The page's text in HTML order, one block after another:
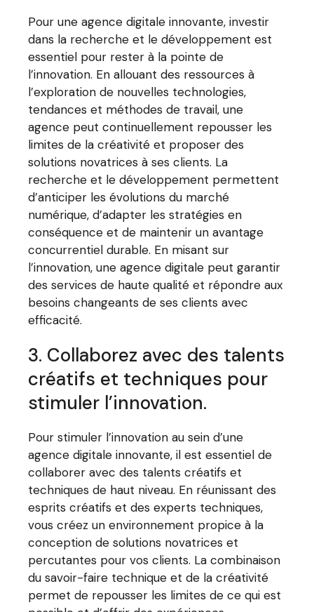
Pour une agence digitale innovante, investir
dans la recherche et le développement est
essentiel pour rester à la pointe de
l’innovation. En allouant des ressources à
l’exploration de nouvelles technologies,
tendances et méthodes de travail, une
agence peut continuellement repousser les
limites de la créativité et proposer des
solutions novatrices à ses clients. La
recherche et le développement permettent
d’anticiper les évolutions du marché
numérique, d’adapter les stratégies en
conséquence et de maintenir un avantage
concurrentiel durable. En misant sur
l’innovation, une agence digitale peut garantir
des services de haute qualité et répondre aux
besoins changeants de ses clients avec
efficacité.
3. Collaborez avec des talents
créatifs et techniques pour
stimuler l’innovation.
Pour stimuler l’innovation au sein d’une
agence digitale innovante, il est essentiel de
collaborer avec des talents créatifs et
techniques de haut niveau. En réunissant des
esprits créatifs et des experts techniques,
vous créez un environnement propice à la
conception de solutions novatrices et
percutantes pour vos clients. La combinaison
du savoir-faire technique et de la créativité
permet de repousser les limites de ce qui est